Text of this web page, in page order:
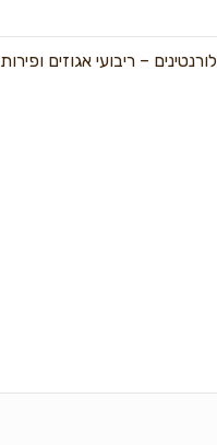
– ריבועי אגוזים